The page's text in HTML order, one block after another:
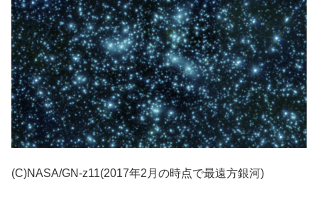
(C)NASA/GN-z11(2017年2月の時点で最遠方銀河)